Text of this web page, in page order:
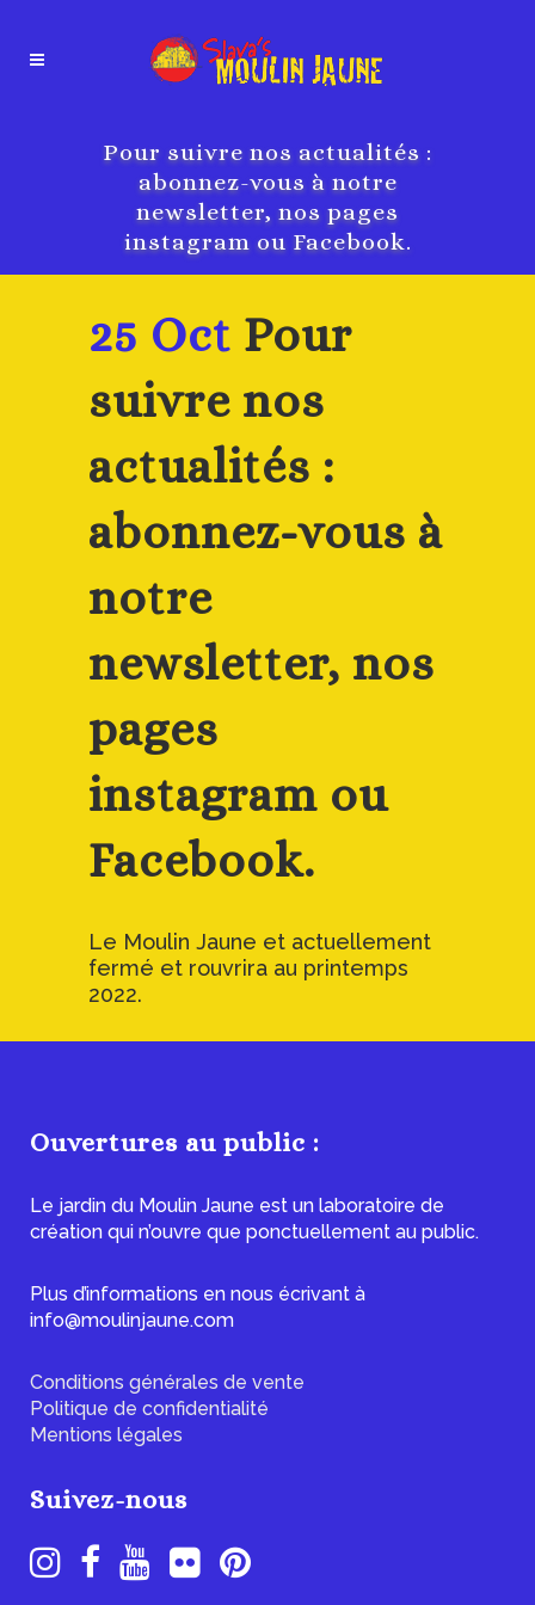
Pour suivre nos actualités :
abonnez-vous à notre
newsletter, nos pages
instagram ou Facebook.
25 Oct Pour
suivre nos
actualités :
abonnez-vous à
notre
newsletter, nos
pages
instagram ou
Facebook.
Le Moulin Jaune et actuellement
fermé et rouvrira au printemps
2022.
Ouvertures au public :
Le jardin du Moulin Jaune est un laboratoire de
création qui n’ouvre que ponctuellement au public.
Plus d’informations en nous écrivant à
info@moulinjaune.com
Conditions générales de vente
Politique de confidentialité
Mentions légales
Suivez-nous